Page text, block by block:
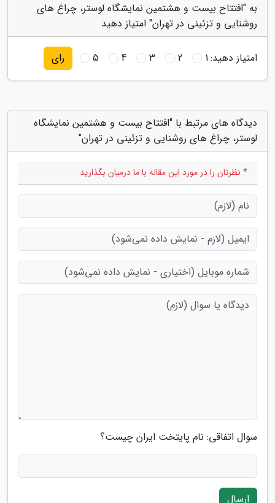
به "افتتاح بیست و هشتمین نمایشگاه لوستر، چراغ های
روشنایی و تزئینی در تهران" امتیاز دهید
امتیاز دهید:1
2
3
4
5 رای
دیدگاه های مرتبط با "افتتاح بیست و هشتمین نمایشگاه
لوستر، چراغ های روشنایی و تزئینی در تهران"
* نظرتان را در مورد این مقاله با ما درمیان بگذارید
سوال اتفاقی: نام پایتخت ایران چیست؟
ارسال